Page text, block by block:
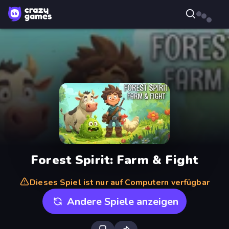
Forest Spirit: Farm & Fight
Dieses Spiel ist nur auf Computern verfügbar
Andere Spiele anzeigen